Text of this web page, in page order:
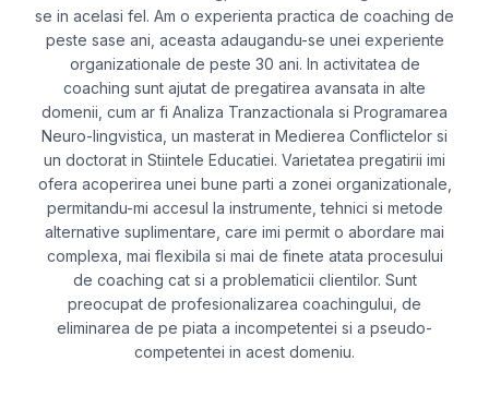
se in acelasi fel. Am o experienta practica de coaching de
peste sase ani, aceasta adaugandu-se unei experiente
organizationale de peste 30 ani. In activitatea de
coaching sunt ajutat de pregatirea avansata in alte
domenii, cum ar fi Analiza Tranzactionala si Programarea
Neuro-lingvistica, un masterat in Medierea Conflictelor si
un doctorat in Stiintele Educatiei. Varietatea pregatirii imi
ofera acoperirea unei bune parti a zonei organizationale,
permitandu-mi accesul la instrumente, tehnici si metode
alternative suplimentare, care imi permit o abordare mai
complexa, mai flexibila si mai de finete atata procesului
de coaching cat si a problematicii clientilor. Sunt
preocupat de profesionalizarea coachingului, de
eliminarea de pe piata a incompetentei si a pseudo-
competentei in acest domeniu.